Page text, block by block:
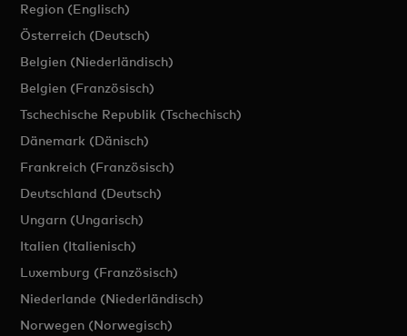
Region (Englisch)
Österreich (Deutsch)
Belgien (Niederländisch)
Belgien (Französisch)
Tschechische Republik (Tschechisch)
Dänemark (Dänisch)
Frankreich (Französisch)
Deutschland (Deutsch)
Ungarn (Ungarisch)
Italien (Italienisch)
Luxemburg (Französisch)
Niederlande (Niederländisch)
Norwegen (Norwegisch)